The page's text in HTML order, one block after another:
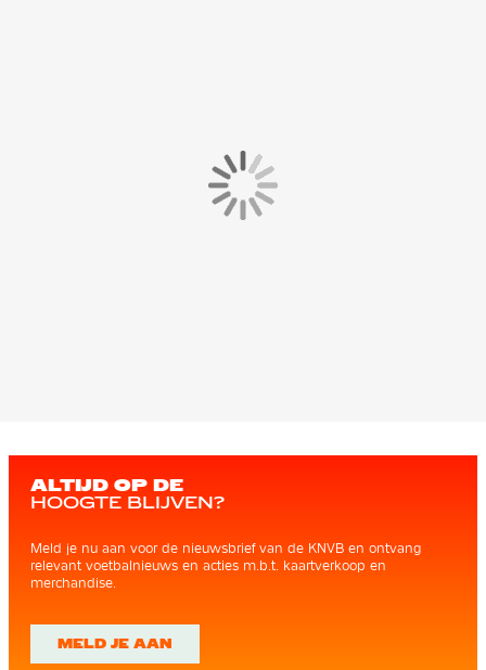
ALTIJD OP DE
HOOGTE BLIJVEN?
Meld je nu aan voor de nieuwsbrief van de KNVB en ontvang
relevant voetbalnieuws en acties m.b.t. kaartverkoop en
merchandise.
MELD JE AAN